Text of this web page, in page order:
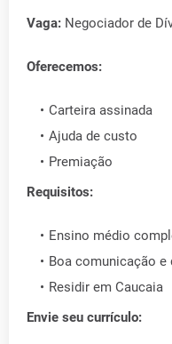
Vaga: Negociador de
Oferecemos:
Carteira assinada
Ajuda de custo
Premiação
Requisitos:
Ensino médio
Boa comunicação e
Residir em Caucaia
Envie seu currículo: